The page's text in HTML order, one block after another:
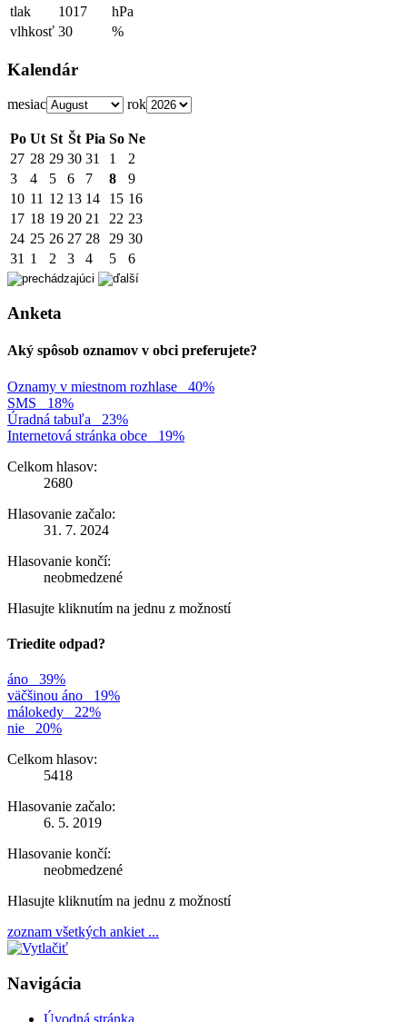
tlak
1017
hPa
vlhkosť 30 %
Kalendár
mesiac rok
Po Ut St Št Pia So Ne
27 28 29 30 31 1
2
3
4 5 6 7 8
9
10 11 12 13 14 15 16
17 18 19 20 21 22 23
24 25 26 27 28 29 30
31 1 2 3 4 5 6
Anketa
Aký spôsob oznamov v obci preferujete?
Oznamy v miestnom rozhlase
40%
SMS
18%
Úradná tabuľa
23%
Internetová stránka obce
19%
Celkom hlasov:
2680
Hlasovanie začalo:
31. 7. 2024
Hlasovanie končí:
neobmedzené
Hlasujte kliknutím na jednu z možností
Triedite odpad?
áno
39%
väčšinou áno
19%
málokedy
22%
nie
20%
Celkom hlasov:
5418
Hlasovanie začalo:
6. 5. 2019
Hlasovanie končí:
neobmedzené
Hlasujte kliknutím na jednu z možností
zoznam všetkých ankiet ...
Navigácia
Úvodná stránka